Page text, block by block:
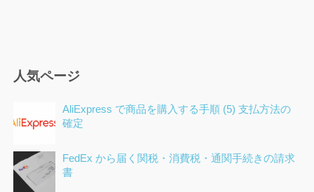
人気ページ
AliExpress で商品を購入する手順 (5) 支払方法の
確定
FedEx から届く関税・消費税・通関手続きの請求
書